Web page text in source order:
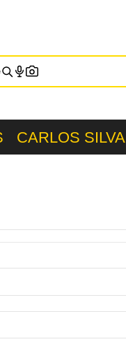
CARLOS SILVA